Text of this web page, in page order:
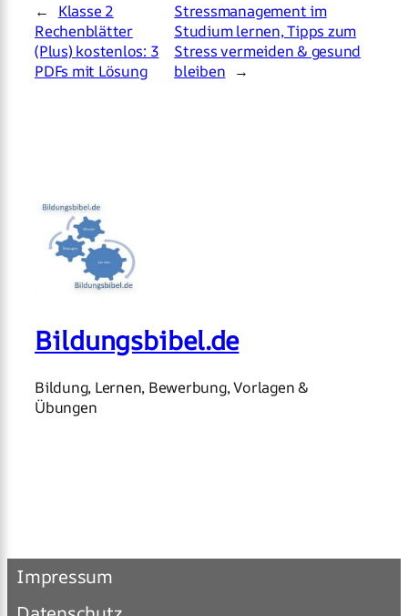
←
Klasse 2
Rechenblätter
(Plus) kostenlos: 3
PDFs mit Lösung
Stressmanagement im
Studium lernen, Tipps zum
Stress vermeiden & gesund
bleiben →
Bildungsbibel.de
Bildung, Lernen, Bewerbung, Vorlagen &
Übungen
Impressum